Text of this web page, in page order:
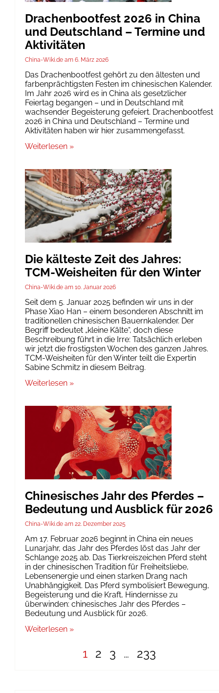
Drachenbootfest 2026 in China
und Deutschland – Termine und
Aktivitäten
China-Wiki.de 6. März 2026
Das Drachenbootfest gehört zu den ältesten und
farbenprächtigsten Festen im chinesischen Kalender.
Im Jahr 2026 wird es in China als gesetzlicher
Feiertag begangen – und in Deutschland mit
wachsender Begeisterung gefeiert. Drachenbootfest
2026 in China und Deutschland – Termine und
Aktivitäten haben wir hier zusammengefasst.
Weiterlesen »
Die kälteste Zeit des Jahres:
TCM-Weisheiten für den Winter
China-Wiki.de 10. Januar 2026
Seit dem 5. Januar 2025 befinden wir uns in der
Phase Xiao Han – einem besonderen Abschnitt im
traditionellen chinesischen Bauernkalender. Der
Begriff bedeutet „kleine Kälte“, doch diese
Beschreibung führt in die Irre: Tatsächlich erleben
wir jetzt die frostigsten Wochen des ganzen Jahres.
TCM-Weisheiten für den Winter teilt die Expertin
Sabine Schmitz in diesem Beitrag.
Weiterlesen »
Chinesisches Jahr des Pferdes –
Bedeutung und Ausblick für 2026
China-Wiki.de 22. Dezember 2025
Am 17. Februar 2026 beginnt in China ein neues
Lunarjahr, das Jahr des Pferdes löst das Jahr der
Schlange 2025 ab. Das Tierkreiszeichen Pferd steht
in der chinesischen Tradition für Freiheitsliebe,
Lebensenergie und einen starken Drang nach
Unabhängigkeit. Das Pferd symbolisiert Bewegung,
Begeisterung und die Kraft, Hindernisse zu
überwinden: chinesisches Jahr des Pferdes –
Bedeutung und Ausblick für 2026.
Weiterlesen »
1 2 3 … 233